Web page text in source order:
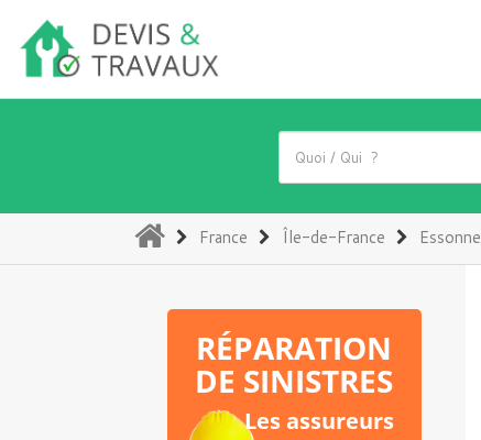
(current)
France Île-de-France Essonne
RÉPARATION
DE SINISTRES
Les assureurs